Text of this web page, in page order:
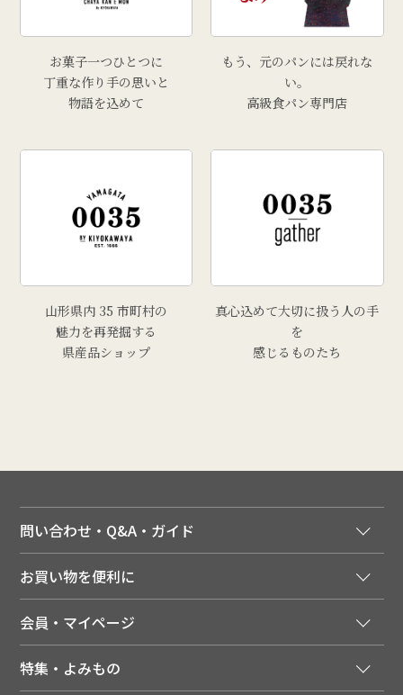
お菓子一つひとつに
丁重な作り手の思いと
物語を込めて
もう、元のパンには戻れな
い。
高級食パン専門店
山形県内 35 市町村の
魅力を再発掘する
県産品ショップ
真心込めて大切に扱う人の手
を
感じるものたち
問い合わせ・Q&A・ガイド
ご利用ガイド
領収書について
送料について
お買い物を便利に
季節のカタログを無料でお届け
店舗・ECポイント共通アプリ
会員・マイページ
会員特典について
特集・よみもの